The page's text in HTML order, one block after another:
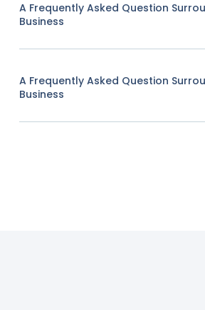
A Frequently Asked Question
Business
A Frequently Asked Question
Business